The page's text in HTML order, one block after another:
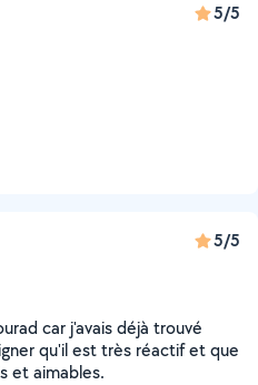
5/5
5/5
car j'avais déjà trouvé
qu'il est très réactif et que
et aimables.